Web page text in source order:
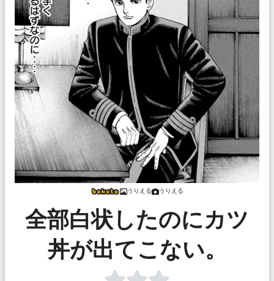
うりえる うりえる
全部白状したのにカツ
丼が出てこない。